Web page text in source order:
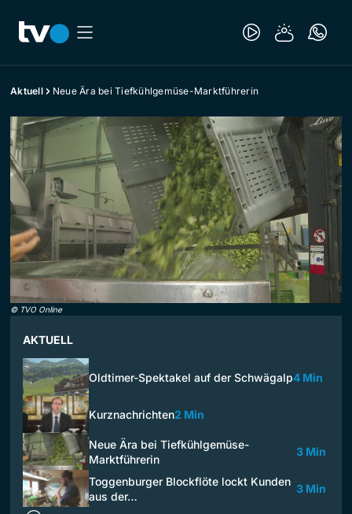
Aktuell Neue Ära bei Tiefkühlgemüse-Marktführerin
© TVO Online
AKTUELL
Oldtimer-Spektakel auf der Schwägalp4 Min
Kurznachrichten2 Min
Neue Ära bei Tiefkühlgemüse-
Marktführerin
3 Min
Toggenburger Blockflöte lockt Kunden
aus der…
3 Min